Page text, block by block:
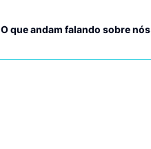
O que andam falando sobre nós